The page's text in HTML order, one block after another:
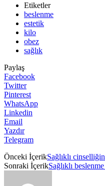
Etiketler
beslenme
estetik
kilo
obez
sağlık
Paylaş
Facebook
Twitter
Pinterest
WhatsApp
Linkedin
Email
Yazdır
Telegram
Önceki İçerikSağlıklı
Sonraki İçerikSağlıklı